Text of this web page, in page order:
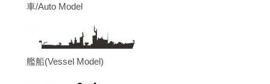
車/Auto Model
艦船(Vessel Model)